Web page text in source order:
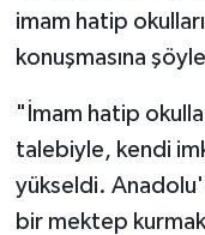
imam hatip
konuşmasına
"İmam hatip
talebiyle, kendi
yükseldi.
bir mektep kurmak